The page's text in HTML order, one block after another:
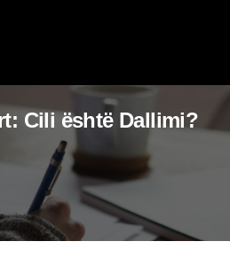
Cili është Dallimi?